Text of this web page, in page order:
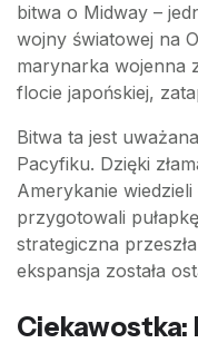
bitwa o Midway –
wojny światowej na
marynarka wojenna
flocie japońskiej,
Bitwa ta jest
Pacyfiku. Dzięki
Amerykanie
przygotowali
strategiczna
ekspansja została